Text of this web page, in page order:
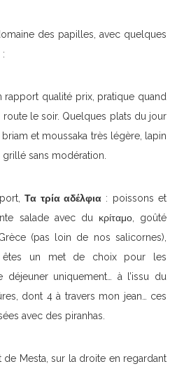
des papilles, avec quelques
rapport qualité prix, pratique quand
le soir. Quelques plats du jour
et moussaka très légère, lapin
sans modération.
port,Τα τρία αδέλφια : poissons et
salade avec du κρίταμο, goûté
(pas loin de nos salicornes),
êtes un met de choix pour les
uniquement… à l’issu du
dont 4 à travers mon jean… ces
avec des piranhas.
de Mesta, sur la droite en regardant